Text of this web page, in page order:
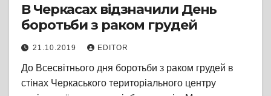
В Черкасах відзначили День
боротьби з раком грудей
21.10.2019 EDITOR
До Всесвітнього дня боротьби з раком грудей в
стінах Черкаського територіального центру